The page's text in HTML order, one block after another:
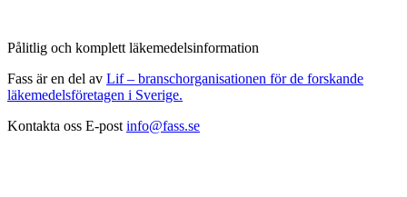
Pålitlig och komplett läkemedelsinformation
Fass är en del av Lif – branschorganisationen för de forskande
läkemedelsföretagen i Sverige.
Kontakta oss E-post info@fass.se